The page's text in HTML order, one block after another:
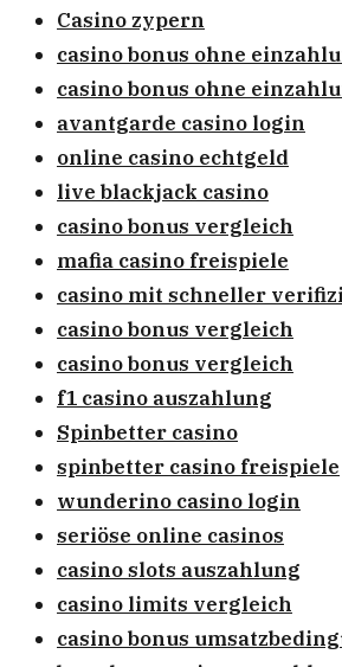
Casino zypern
casino bonus ohne
casino bonus ohne
avantgarde casino login
online casino echtgeld
live blackjack casino
casino bonus vergleich
mafia casino freispiele
casino mit schneller
casino bonus vergleich
casino bonus vergleich
f1 casino auszahlung
Spinbetter casino
spinbetter casino freispiele
wunderino casino login
seriöse online casinos
casino slots auszahlung
casino limits vergleich
casino bonus